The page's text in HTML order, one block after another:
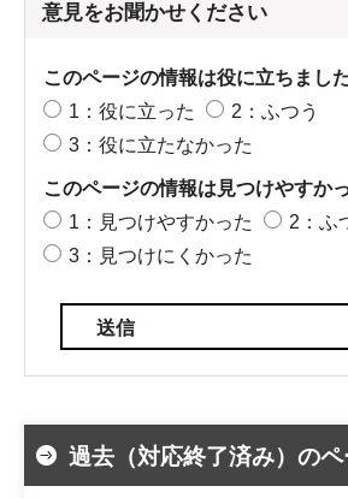
意見をお聞かせください
このページの情報は役に立ちまし
1：役に立った
2：ふつう
3：役に立たなかった
このページの情報は見つけやすか
1：見つけやすかった
2：ふ
3：見つけにくかった
過去（対応終了済み）の